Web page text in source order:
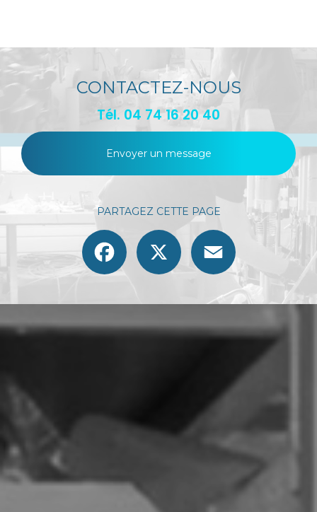
CONTACTEZ-NOUS
Tél. 04 74 16 20 40
Envoyer un message
PARTAGEZ CETTE PAGE
Facebook